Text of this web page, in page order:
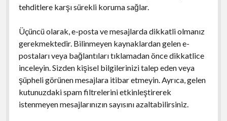
tehditlere karşı sürekli koruma sağlar.
Üçüncü olarak, e-posta ve mesajlarda dikkatli olmanız
gerekmektedir. Bilinmeyen kaynaklardan gelen e-
postaları veya bağlantıları tıklamadan önce dikkatlice
inceleyin. Sizden kişisel bilgilerinizi talep eden veya
şüpheli görünen mesajlara itibar etmeyin. Ayrıca, gelen
kutunuzdaki spam filtrelerini etkinleştirerek
istenmeyen mesajlarınızın sayısını azaltabilirsiniz.